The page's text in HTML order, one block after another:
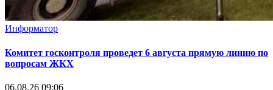
Информатор
Комитет госконтроля проведет 6 августа прямую линию по
вопросам ЖКХ
06.08.26 09:06